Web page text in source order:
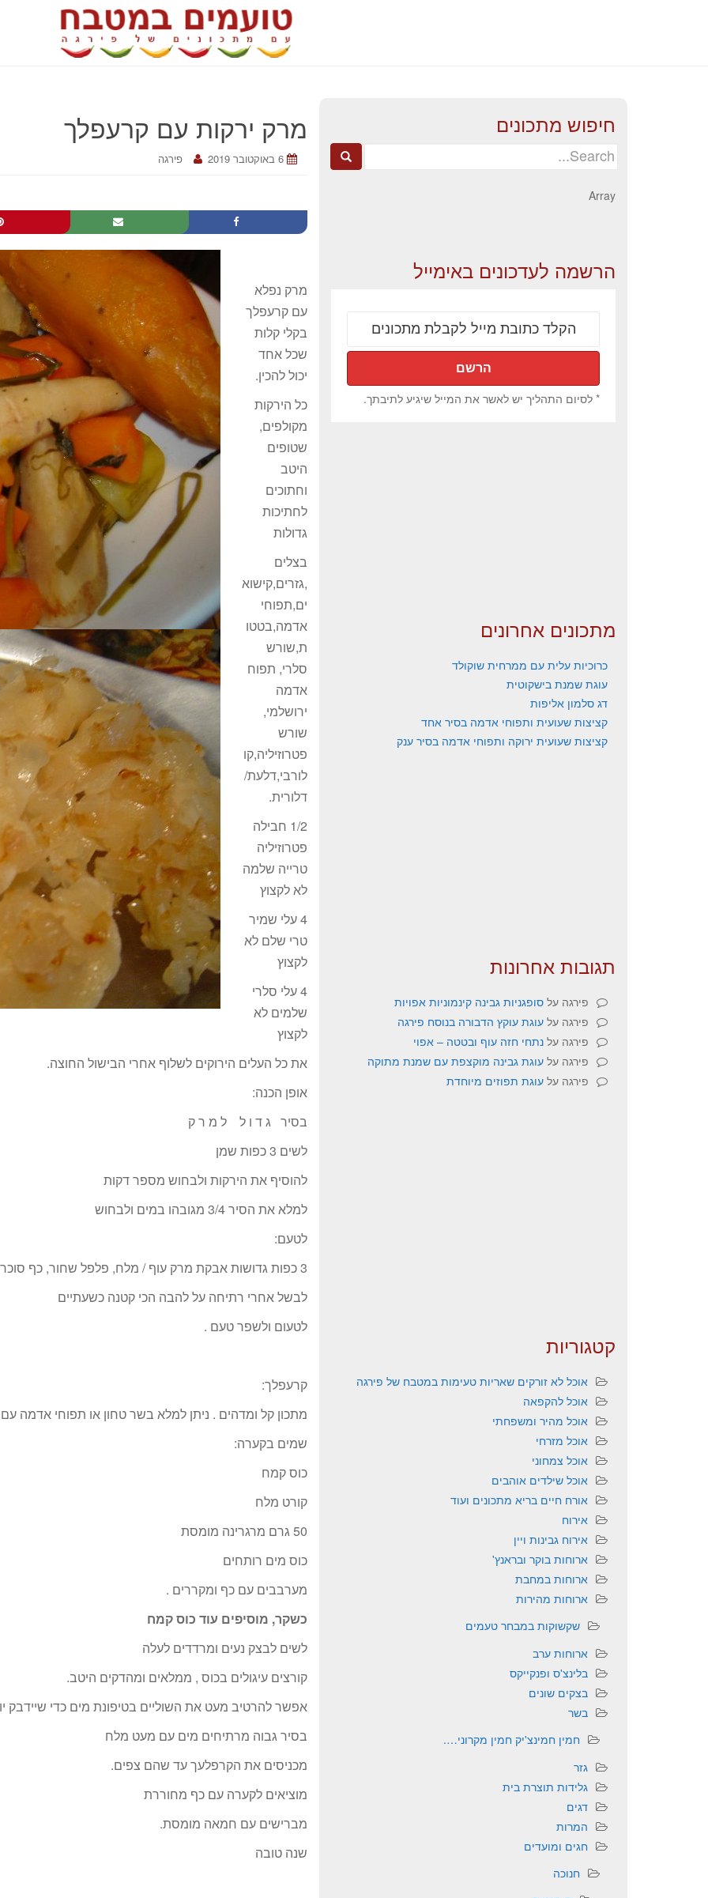
מרק ירקות עם קרעפלך
6 באוקטובר 2019 פירגה
מרק נפלא
עם קרעפלך
בקלי קלות
שכל אחד
יכול להכין.
כל הירקות
מקולפים,
שטופים
היטב
וחתוכים
לחתיכות
גדולות
בצלים
,גזרים,קישוא
ים,תפוחי
אדמה,בטטו
ת,שורש
סלרי, תפוח
אדמה
ירושלמי,
שורש
פטרוזיליה,קו
לורבי,דלעת/
דלורית.
1/2 חבילה
פטרוזיליה
טרייה שלמה
לא לקצוץ
4 עלי שמיר
טרי שלם לא
לקצוץ
4 עלי סלרי
שלמים לא
לקצוץ
את כל העלים הירוקים לשלוף אחרי הבישול החוצה.
אופן הכנה:
בסיר ג ד ו ל ל מ ר ק
לשים 3 כפות שמן
להוסיף את הירקות ולבחוש מספר דקות
למלא את הסיר 3/4 מגובהו במים ולבחוש
לטעם:
3 כפות גדושות אבקת מרק עוף / מלח, פלפל שחור, כף סוכר.
לבשל אחרי רתיחה על להבה הכי קטנה כשעתיים
לטעום ולשפר טעם .
קרעפלך:
מתכון קל ומדהים . ניתן למלא בשר טחון או תפוחי אדמה
שמים בקערה:
כוס קמח
קורט מלח
50 גרם מרגרינה מומסת
כוס מים רותחים
מערבבים עם כף ומקררים .
כשקר, מוסיפים עוד כוס קמח
לשים לבצק נעים ומרדדים לעלה
קורצים עיגולים בכוס , ממלאים ומהדקים היטב.
אפשר להרטיב מעט את השוליים בטיפונת מים כדי שיידבק
בסיר גבוה מרתיחים מים עם מעט מלח
מכניסים את הקרפלעך עד שהם צפים.
מוציאים לקערה עם כף מחוררת
מברישים עם חמאה מומסת.
שנה טובה
חיפוש מתכונים
Search
Array
הרשמה לעדכונים באימייל
* לסיום התהליך יש לאשר את המייל שיגיע לתיבתך.
מתכונים אחרונים
כרוכיות עלית עם ממרחית שוקולד
עוגת שמנת בישקוטית
דג סלמון אליפות
קציצות שעועית ותפוחי אדמה בסיר אחד
קציצות שעועית ירוקה ותפוחי אדמה בסיר ענק
תגובות אחרונות
פירגה על סופגניות גבינה קינמוניות אפויות
פירגה על עוגת עוקץ הדבורה בנוסח פירגה
פירגה על נתחי חזה עוף ובטטה – אפוי
פירגה על עוגת גבינה מוקצפת עם שמנת מתוקה
פירגה על עוגת תפוזים מיוחדת
קטגוריות
אוכל לא זורקים שאריות טעימות במטבח של פירגה
אוכל להקפאה
אוכל מהיר ומשפחתי
אוכל מזרחי
אוכל צמחוני
אוכל שילדים אוהבים
אורח חיים בריא מתכונים ועוד
אירוח
אירוח גבינות ויין
ארוחות בוקר ובראנץ'
ארוחות במחבת
ארוחות מהירות
שקשוקות במבחר טעמים
ארוחות ערב
בלינצ'ס ופנקייקס
בצקים שונים
בשר
חמין חמינצ'יק חמין מקרוני….
גזר
גלידות תוצרת בית
דגים
המרות
חגים ומועדים
חנוכה